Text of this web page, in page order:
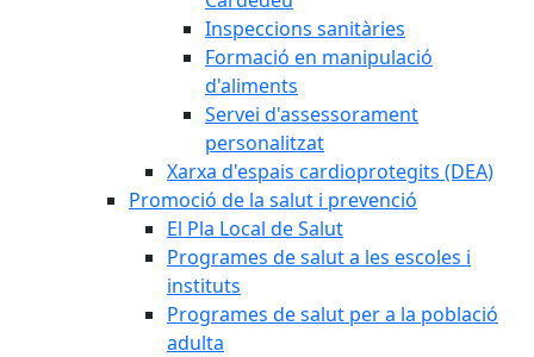
Inspeccions sanitàries
Formació en manipulació
d'aliments
Servei d'assessorament
personalitzat
Xarxa d'espais cardioprotegits (DEA)
Promoció de la salut i prevenció
El Pla Local de Salut
Programes de salut a les escoles i
instituts
Programes de salut per a la població
adulta